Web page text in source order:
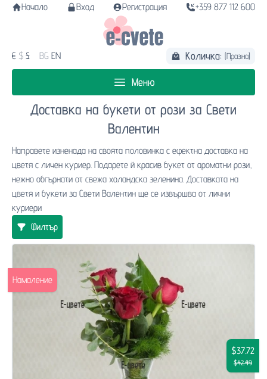
Начало Вход Регистрация +359 877 112 600
€ $ £ BG EN Количка: (Празна)
Меню
Доставка на букети от рози за Свети
Валентин
Направете изненада на своята половинка с ефектна доставка на
цветя с личен куриер. Подарете й красив букет от ароматни рози,
нежно обгърнати от свежа холандска зеленина. Доставката на
цветя и букети за Свети Валентин ще се извършва от лични
куриери
Филтър
$37.72
$42.49
Намаление